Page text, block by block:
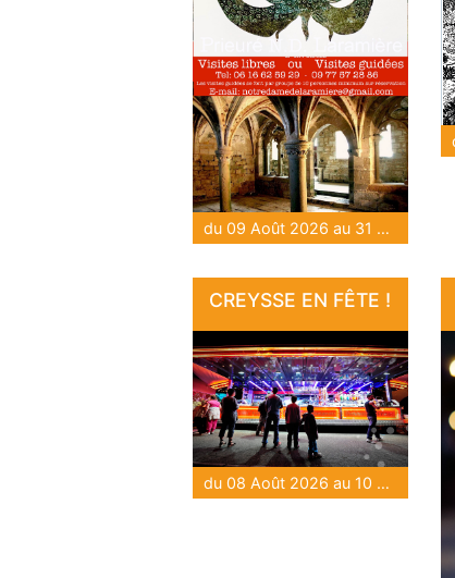
du 09 Août 2026 au 31 Août 2026
CREYSSE EN FÊTE !
du 08 Août 2026 au 10 Août 2026